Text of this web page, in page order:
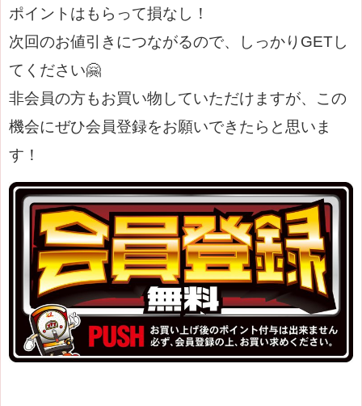
ポイントはもらって損なし！
次回のお値引きにつながるので、しっかりGETし
てください🤗
非会員の方もお買い物していただけますが、この
機会にぜひ会員登録をお願いできたらと思いま
す！